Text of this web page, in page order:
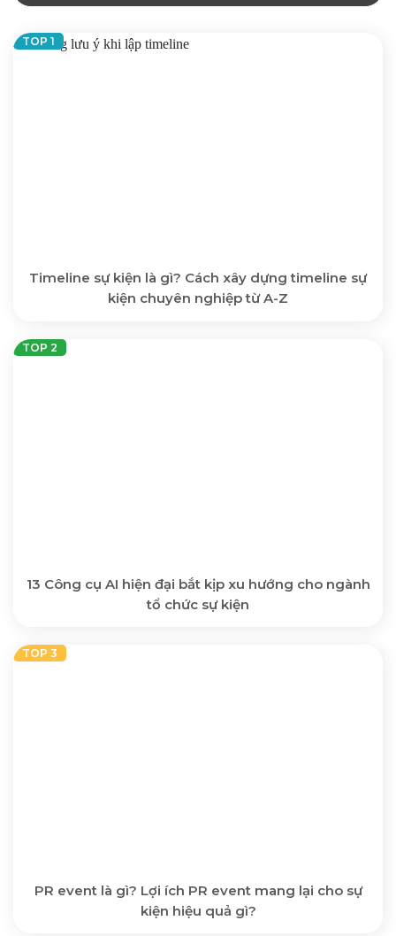
Timeline sự kiện là gì? Cách xây dựng timeline sự
kiện chuyên nghiệp từ A-Z
13 Công cụ AI hiện đại bắt kịp xu hướng cho ngành
tổ chức sự kiện
PR event là gì? Lợi ích PR event mang lại cho sự
kiện hiệu quả gì?